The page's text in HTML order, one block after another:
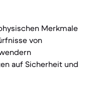
Merkmale
von
auf Sicherheit und